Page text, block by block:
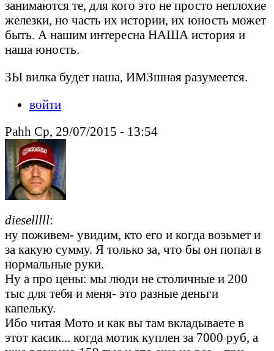
занимаются те, для кого это не просто неплохие
железки, но часть их истории, их юность может
быть. А нашим интересна НАША история и
наша юность.
ЗЫ вилка будет наша, ИМЗшная разумеется.
войти
Pahh Ср, 29/07/2015 - 13:54
dieselllll:
ну поживем- увидим, кто его и когда возьмет и
за какую сумму. Я только за, что бы он попал в
нормальные руки.
Ну а про цены: мы люди не столичные и 200
тыс для тебя и меня- это разные деньги
капельку.
Ибо читая Мото и как вы там вкладываете в
этот касик... когда мотик куплен за 7000 руб, а